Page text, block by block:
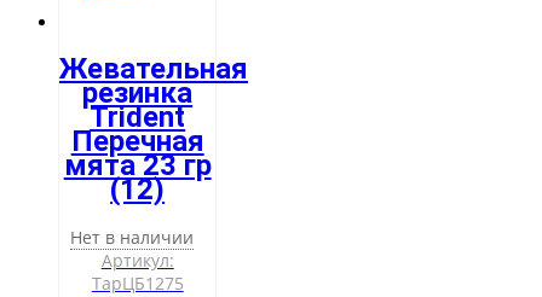
Жевательная
резинка
Trident
Перечная
мята 23 гр
(12)
Нет в наличии
Артикул:
ТарЦБ1275